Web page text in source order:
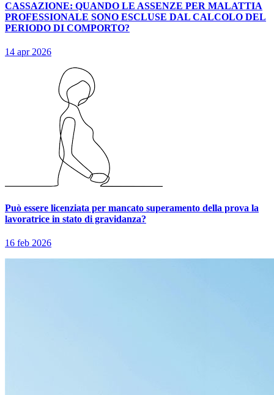
CASSAZIONE: QUANDO LE ASSENZE PER MALATTIA
PROFESSIONALE SONO ESCLUSE DAL CALCOLO DEL
PERIODO DI COMPORTO?
14 apr 2026
Può essere licenziata per mancato superamento della prova la
lavoratrice in stato di gravidanza?
16 feb 2026